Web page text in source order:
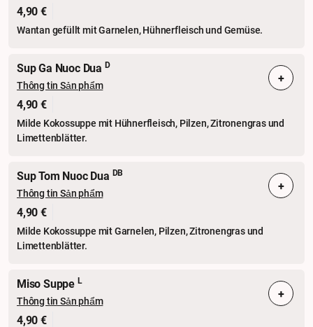
4,90 €
Wantan gefüllt mit Garnelen, Hühnerfleisch und Gemüse.
Sup Ga Nuoc Dua D
Thông tin Sản phẩm
4,90 €
Milde Kokossuppe mit Hühnerfleisch, Pilzen, Zitronengras und
Limettenblätter.
+
Sup Tom Nuoc Dua DB
Thông tin Sản phẩm
4,90 €
Milde Kokossuppe mit Garnelen, Pilzen, Zitronengras und
Limettenblätter.
+
Miso Suppe L
Thông tin Sản phẩm
4,90 €
+